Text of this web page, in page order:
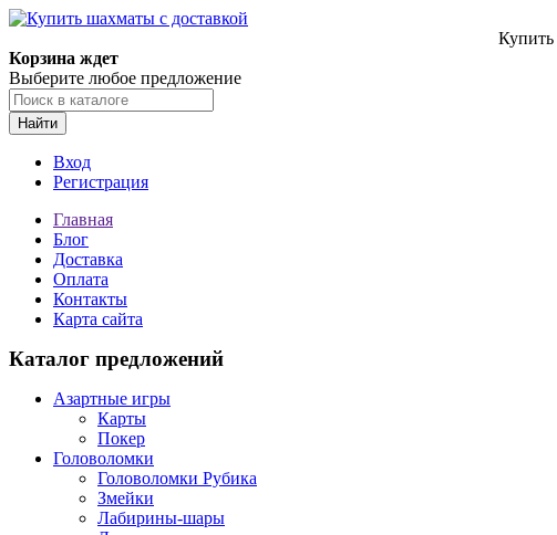
Корзина ждет
Выберите любое предложение
Найти
Вход
Регистрация
Главная
Блог
Доставка
Оплата
Контакты
Карта сайта
Каталог предложений
Азартные игры
Карты
Покер
Головоломки
Головоломки Рубика
Змейки
Лабирины-шары